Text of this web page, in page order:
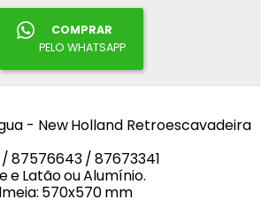
COMPRAR
PELO WHATSAPP
- New Holland Retroescavadeira
/ 87576643 / 87673341
e Latão ou Alumínio.
570x570 mm